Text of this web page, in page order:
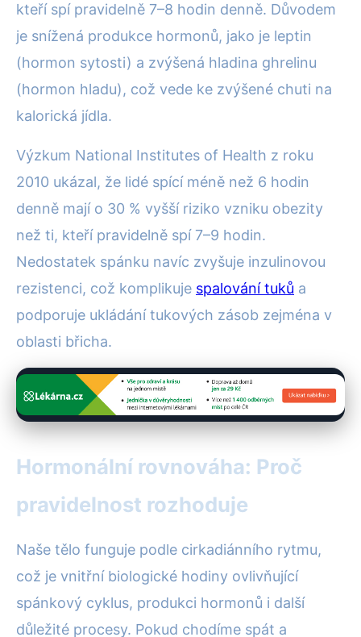
kteří spí pravidelně 7–8 hodin denně. Důvodem
je snížená produkce hormonů, jako je leptin
(hormon sytosti) a zvýšená hladina ghrelinu
(hormon hladu), což vede ke zvýšené chuti na
kalorická jídla.
Výzkum National Institutes of Health z roku
2010 ukázal, že lidé spící méně než 6 hodin
denně mají o 30 % vyšší riziko vzniku obezity
než ti, kteří pravidelně spí 7–9 hodin.
Nedostatek spánku navíc zvyšuje inzulinovou
rezistenci, což komplikuje spalování tuků a
podporuje ukládání tukových zásob zejména v
oblasti břicha.
Hormonální rovnováha: Proč
pravidelnost rozhoduje
Naše tělo funguje podle cirkadiánního rytmu,
což je vnitřní biologické hodiny ovlivňující
spánkový cyklus, produkci hormonů i další
důležité procesy. Pokud chodíme spát a